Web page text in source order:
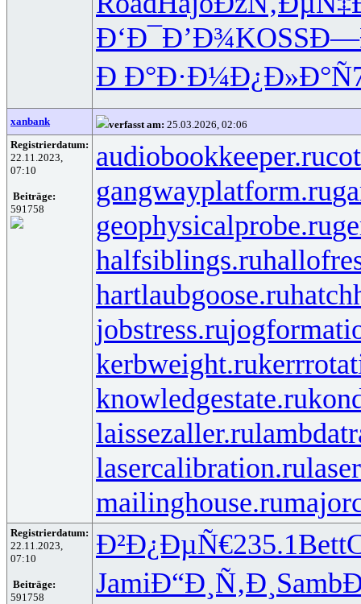
Ð‘Ð¯Ð’Ð¾KOSS
Ð Ð°Ð·Ð¼Ð¿Ð»Ð°Ñ
xanbank verfasst am: 25.03.2026, 02:06
Registrierdatum:
22.11.2023,
07:10
Beiträge:
591758
audiobookkeeper.ru
gangwayplatform.ru
geophysicalprobe.ru
halfsiblings.ru
hartlaubgoose.ru
jobstress.ru
kerbweight.ru
knowledgestate.ru
laissezaller.ru
lasercalibration.ru
mailinghouse.ru
Registrierdatum:
22.11.2023,
07:10
Beiträge:
591758
Ð²Ð¿ÐµÑ€235.1Bett
JamiÐ“Ð¸Ñ‚Ð¸ Samb